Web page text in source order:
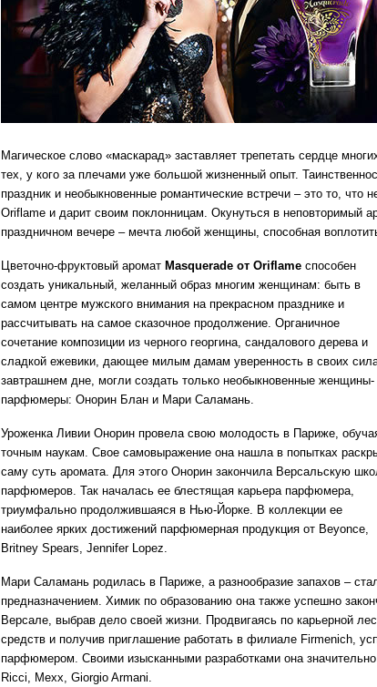
Магическое слово «маскарад» заставляет трепетать сердце
тех, у кого за плечами уже большой жизненный опыт.
праздник и необыкновенные романтические встречи – это то, что
Oriflame и дарит своим поклонницам. Окунуться в неповторимый
праздничном вечере – мечта любой женщины, способная
Цветочно-фруктовый аромат Masquerade от Oriflame способен
создать уникальный, желанный образ многим женщинам: быть в
самом центре мужского внимания на прекрасном празднике и
рассчитывать на самое сказочное продолжение. Органичное
сочетание композиции из черного георгина, сандалового дерева и
сладкой ежевики, дающее милым дамам уверенность в своих
завтрашнем дне, могли создать только необыкновенные женщины-
парфюмеры: Онорин Блан и Мари Саламань.
Уроженка Ливии Онорин провела свою молодость в Париже,
точным наукам. Свое самовыражение она нашла в попытках
саму суть аромата. Для этого Онорин закончила Версальскую
парфюмеров. Так началась ее блестящая карьера парфюмера,
триумфально продолжившаяся в Нью-Йорке. В коллекции ее
наиболее ярких достижений парфюмерная продукция от Beyonce,
Britney Spears, Jennifer Lopez.
Мари Саламань родилась в Париже, а разнообразие запахов –
предназначением. Химик по образованию она также успешно
Версале, выбрав дело своей жизни. Продвигаясь по карьерной
средств и получив приглашение работать в филиале Firmenich,
парфюмером. Своими изысканными разработками она
Ricci, Mexx, Giorgio Armani.